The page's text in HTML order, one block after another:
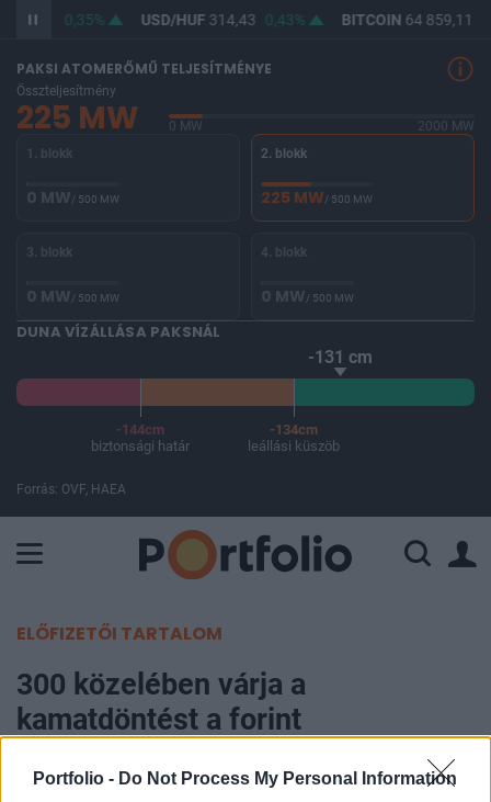
Portfolio - Do Not Process My Personal Information
362,98 0,35% USD/HUF314,43 0,43% BITCOIN64 859,11
PAKSI ATOMERŐMŰ TELJESÍTMÉNYE
Összteljesítmény
225 MW 0 MW
2000 MW
1. blokk
0 MW/ 500 MW
2. blokk
225 MW/ 500 MW
3. blokk
0 MW/ 500 MW
4. blokk
0 MW/ 500 MW
DUNA VÍZÁLLÁSA PAKSNÁL
-131 cm
-144cm
biztonsági határ
-134cm
leállási küszöb
Forrás: OVF, HAEA
ELŐFIZETŐI TARTALOM
300 közelében várja a
kamatdöntést a forint
Portfolio